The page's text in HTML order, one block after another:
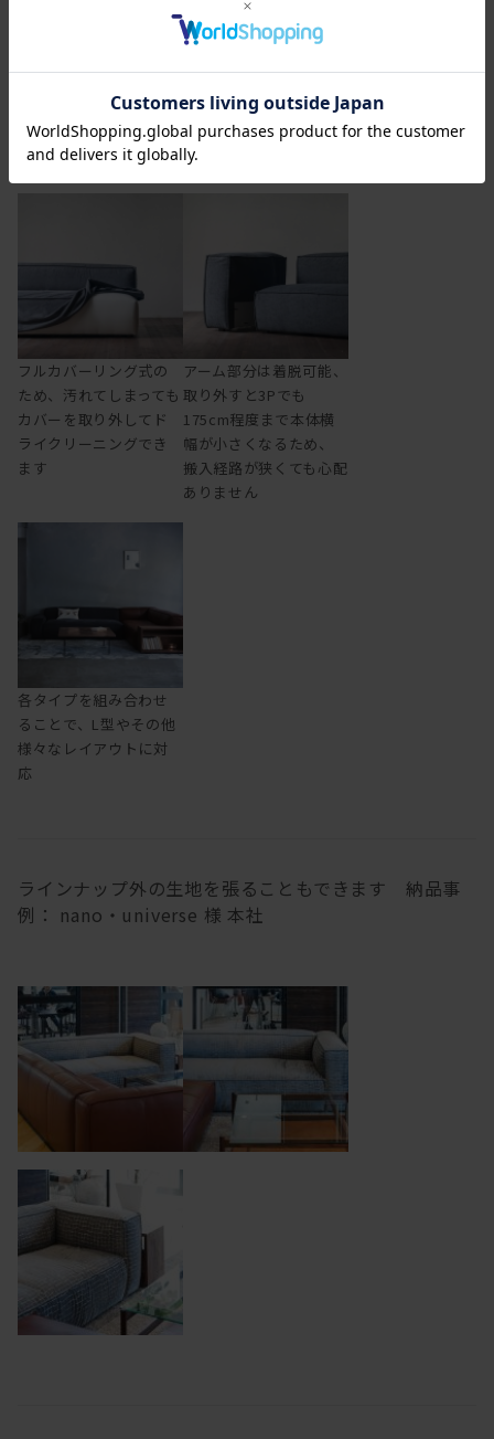
フルカバーリング仕様、アーム着脱可、L型展開も
フルカバーリング式の
ため、汚れてしまっても
カバーを取り外してド
ライクリーニングでき
ます
アーム部分は着脱可能、
取り外すと3Pでも
175cm程度まで本体横
幅が小さくなるため、
搬入経路が狭くても心配
ありません
各タイプを組み合わせ
ることで、L型やその他
様々なレイアウトに対
応
ラインナップ外の生地を張ることもできます 納品事
例： nano・universe 様 本社